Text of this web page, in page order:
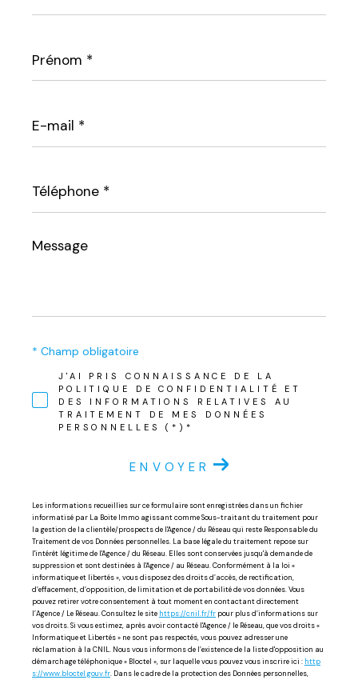
*
mail
*
*
Message
*
J'AI PRIS CONNAISSANCE DE LA
POLITIQUE DE CONFIDENTIALITÉ ET
DES INFORMATIONS RELATIVES AU
TRAITEMENT DE MES DONNÉES
PERSONNELLES (*)*
* Champ obligatoire
ENVOYER
Les informations recueillies sur ce formulaire sont enregistrées dans un fichier
informatisé par La Boite Immo agissant comme Sous-traitant du traitement pour
la gestion de la clientèle/prospects de l'Agence / du Réseau qui reste Responsable du
Traitement de vos Données personnelles. La base légale du traitement repose sur
l'intérêt légitime de l'Agence / du Réseau. Elles sont conservées jusqu'à demande de
suppression et sont destinées à l'Agence / au Réseau. Conformément à la loi «
informatique et libertés », vous disposez des droits d’accès, de rectification,
d’effacement, d’opposition, de limitation et de portabilité de vos données. Vous
pouvez retirer votre consentement à tout moment en contactant directement
l’Agence / Le Réseau. Consultez le site https://cnil.fr/fr pour plus d’informations sur
vos droits. Si vous estimez, après avoir contacté l'Agence / le Réseau, que vos droits «
Informatique et Libertés » ne sont pas respectés, vous pouvez adresser une
réclamation à la CNIL. Nous vous informons de l’existence de la liste d'opposition au
démarchage téléphonique « Bloctel », sur laquelle vous pouvez vous inscrire ici : http
s://www.bloctel.gouv.fr. Dans le cadre de la protection des Données personnelles,